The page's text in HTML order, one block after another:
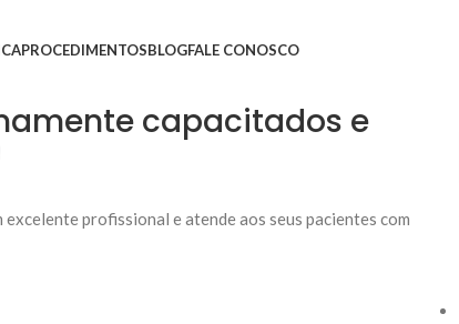
PROCEDIMENTOSBLOGFALE CONOSCO
capacitados e
profissional e atende aos seus pacientes com